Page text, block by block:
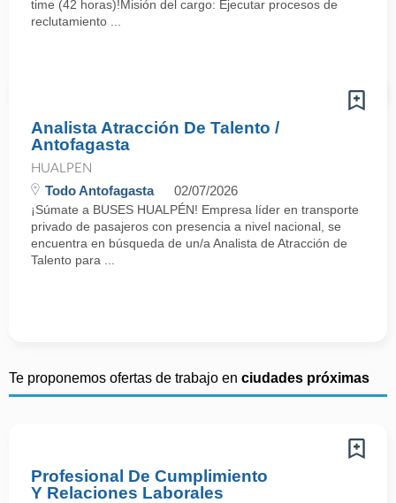
time (42 horas)!Misión del cargo: Ejecutar procesos de
reclutamiento ...
Analista Atracción De Talento /
Antofagasta
HUALPEN
Todo Antofagasta 02/07/2026
¡Súmate a BUSES HUALPÉN! Empresa líder en transporte
privado de pasajeros con presencia a nivel nacional, se
encuentra en búsqueda de un/a Analista de Atracción de
Talento para ...
Te proponemos ofertas de trabajo en ciudades próximas
Profesional De Cumplimiento
Y Relaciones Laborales